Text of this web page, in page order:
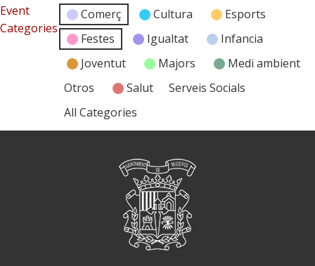
Event
Categories
Comerç Cultura
Esports
Festes
Igualtat
Infancia
Joventut
Majors
Medi ambient
Otros
Salut
Serveis Socials
All Categories